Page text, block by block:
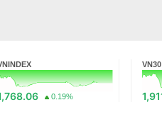
0.19%
VN30